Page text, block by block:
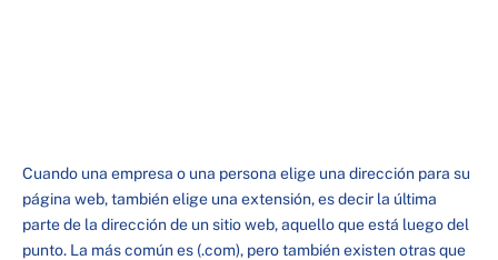
Cuando una empresa o una persona elige una dirección para su
página web, también elige una extensión, es decir la última
parte de la dirección de un sitio web, aquello que está luego del
punto. La más común es (.com), pero también existen otras que